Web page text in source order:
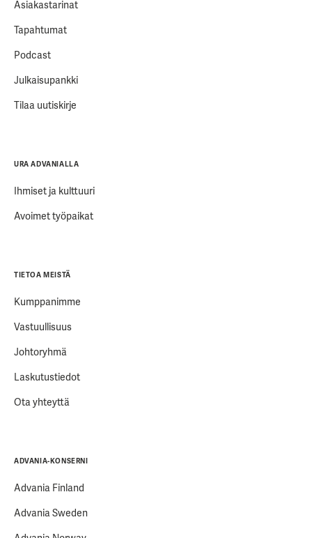
Asiakastarinat
Tapahtumat
Podcast
Julkaisupankki
Tilaa uutiskirje
URA ADVANIALLA
Ihmiset ja kulttuuri
Avoimet työpaikat
TIETOA MEISTÄ
Kumppanimme
Vastuullisuus
Johtoryhmä
Laskutustiedot
Ota yhteyttä
ADVANIA-KONSERNI
Advania Finland
Advania Sweden